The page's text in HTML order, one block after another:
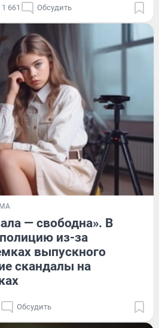
1 661 Обсудить
— свободна». В
из-за
выпускного
скандалы на
Обсудить